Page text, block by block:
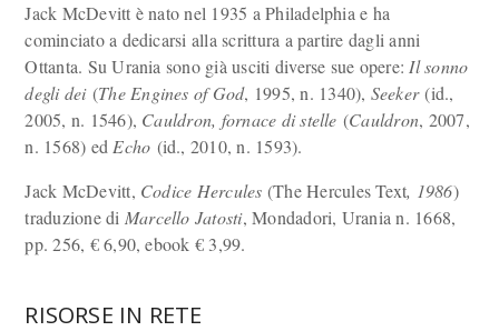
Jack McDevitt è nato nel 1935 a Philadelphia e ha
cominciato a dedicarsi alla scrittura a partire dagli anni
Ottanta. Su Urania sono già usciti diverse sue opere: Il sonno
degli dei(The Engines of God, 1995, n. 1340), Seeker(id.,
2005, n. 1546), Cauldron, fornace di stelle (Cauldron, 2007,
n. 1568) ed Echo (id., 2010, n. 1593).
Jack McDevitt, Codice Hercules (The Hercules Text, 1986)
traduzione di Marcello Jatosti, Mondadori, Urania n. 1668,
pp. 256, € 6,90, ebook € 3,99.
RISORSE IN RETE